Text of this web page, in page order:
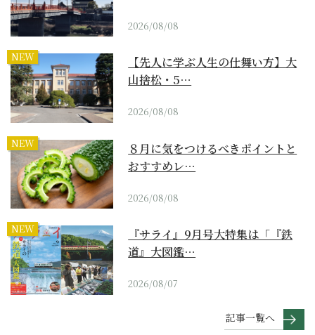
2026/08/08
NEW
【先人に学ぶ人生の仕舞い方】大
山捨松・5…
2026/08/08
NEW
８月に気をつけるべきポイントと
おすすめレ…
2026/08/08
NEW
『サライ』9月号大特集は「『鉄
道』大図鑑…
2026/08/07
記事一覧へ